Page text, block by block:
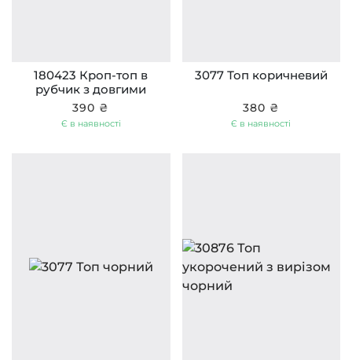
180423 Кроп-топ в
рубчик з довгими
рукавами блакитний
390 ₴
Є в наявності
3077 Топ коричневий
380 ₴
Є в наявності